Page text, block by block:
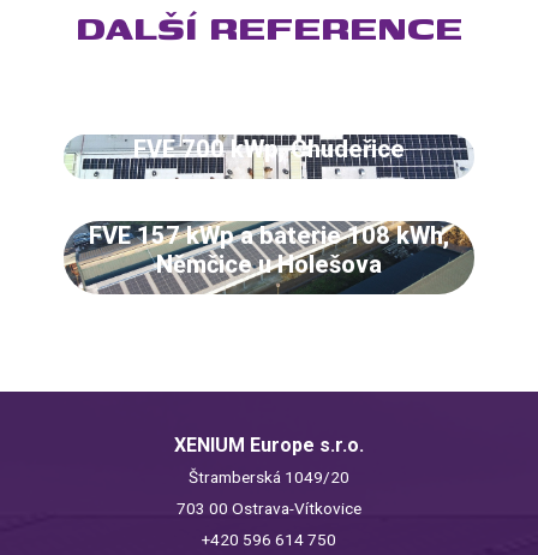
DALŠÍ REFERENCE
FVE 700 kWp, Chudeřice
FVE 157 kWp a baterie 108 kWh,
Němčice u Holešova
XENIUM Europe s.r.o.
Štramberská 1049/20
703 00 Ostrava-Vítkovice
+420 596 614 750